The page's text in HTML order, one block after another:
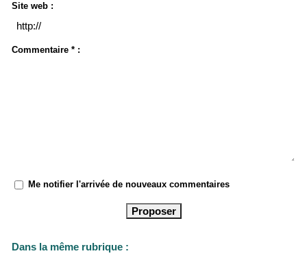
Site web :
Commentaire * :
Me notifier l'arrivée de nouveaux commentaires
Dans la même rubrique :